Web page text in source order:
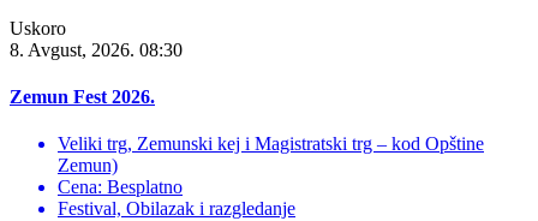
Uskoro
8. Avgust, 2026. 08:30
Zemun Fest 2026.
Veliki trg, Zemunski kej i Magistratski trg – kod Opštine
Zemun)
Cena: Besplatno
Festival, Obilazak i razgledanje